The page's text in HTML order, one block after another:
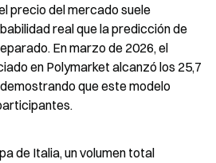
precio del mercado suele
real que la predicción de
En marzo de 2026, el
en Polymarket alcanzó los 25,7
que este modelo
de Italia, un volumen total